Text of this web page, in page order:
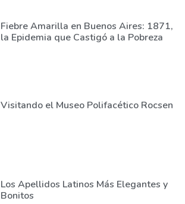
Fiebre Amarilla en Buenos Aires: 1871,
la Epidemia que Castigó a la Pobreza
Visitando el Museo Polifacético Rocsen
Los Apellidos Latinos Más Elegantes y
Bonitos